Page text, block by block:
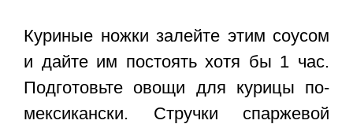
Куриные ножки залейте этим соусом
и дайте им постоять хотя бы 1 час.
Подготовьте овощи для курицы по-
мексикански. Стручки спаржевой